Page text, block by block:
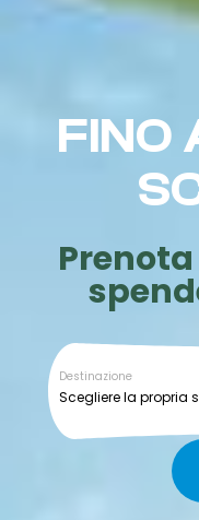
FINO
Destinazione